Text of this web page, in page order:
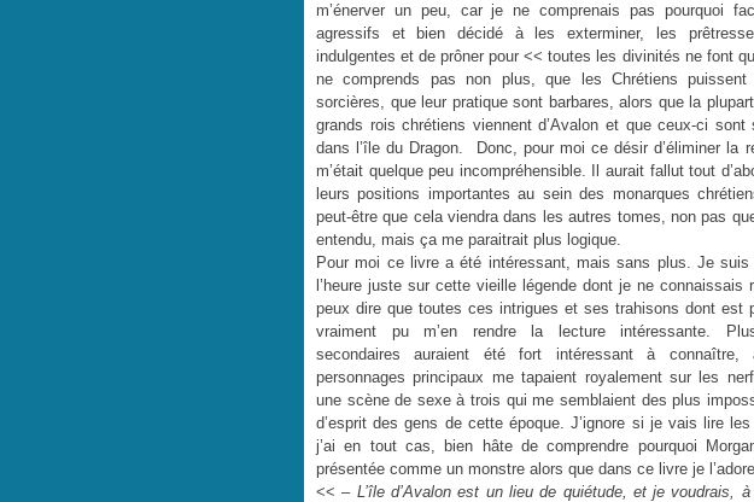
m’énerver un peu, car je ne comprenais pas pourquoi
agressifs et bien décidé à les exterminer, les
indulgentes et de prôner pour << toutes les divinités ne font
ne comprends pas non plus, que les Chrétiens puissent
sorcières, que leur pratique sont barbares, alors que la
grands rois chrétiens viennent d’Avalon et que ceux-ci sont
dans l’île du Dragon. Donc, pour moi ce désir d’éliminer la
m’était quelque peu incompréhensible. Il aurait fallut tout
leurs positions importantes au sein des monarques
peut-être que cela viendra dans les autres tomes, non pas
entendu, mais ça me paraitrait plus logique.
Pour moi ce livre a été intéressant, mais sans plus. Je suis
l’heure juste sur cette vieille légende dont je ne connaissais
peux dire que toutes ces intrigues et ses trahisons dont est
vraiment pu m’en rendre la lecture intéressante.
secondaires auraient été fort intéressant à connaître,
personnages principaux me tapaient royalement sur les
une scène de sexe à trois qui me semblaient des plus
d’esprit des gens de cette époque. J’ignore si je vais lire
j’ai en tout cas, bien hâte de comprendre pourquoi
présentée comme un monstre alors que dans ce livre je
<< – L’île d’Avalon est un lieu de quiétude, et je voudrais,